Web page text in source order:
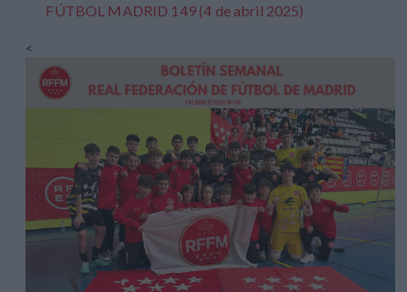
FÚTBOL MADRID 149 (4 de abril 2025)
<